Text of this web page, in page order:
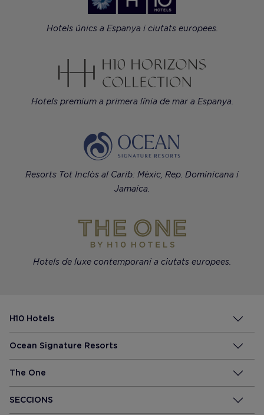
Hotels únics a Espanya i ciutats europees.
Hotels premium a primera línia de mar a Espanya.
Resorts Tot Inclòs al Carib: Mèxic, Rep. Dominicana i
Jamaica.
Hotels de luxe contemporani a ciutats europees.
H10 Hotels
Ocean Signature Resorts
The One
SECCIONS